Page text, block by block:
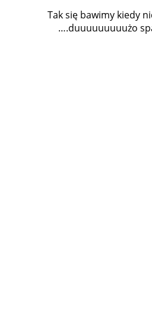
Tak się bawimy kiedy
….duuuuuuuuużo